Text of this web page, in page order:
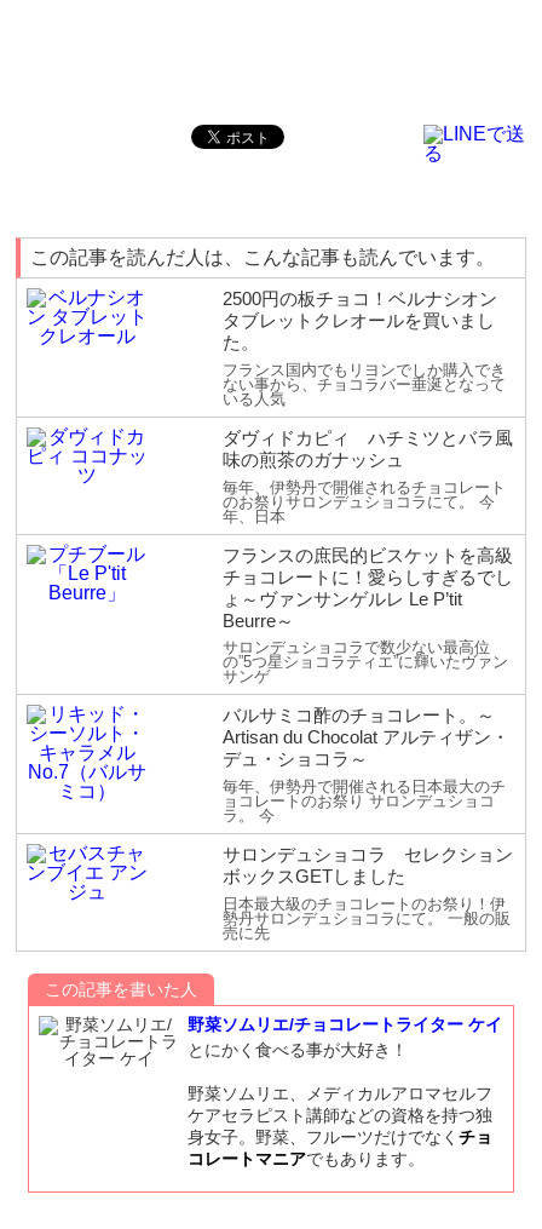
この記事を読んだ人は、こんな記事も読んでいます。
2500円の板チョコ！ベルナシオン
タブレットクレオールを買いまし
た。
フランス国内でもリヨンでしか購入でき
ない事から、チョコラバー垂涎となって
いる人気
ダヴィドカピィ ハチミツとバラ風
味の煎茶のガナッシュ
毎年、伊勢丹で開催されるチョコレート
のお祭りサロンデュショコラにて。 今
年、日本
フランスの庶民的ビスケットを高級
チョコレートに！愛らしすぎるでし
ょ～ヴァンサンゲルレ Le P’tit
Beurre～
サロンデュショコラで数少ない最高位
の”5つ星ショコラティエ”に輝いたヴァン
サンゲ
バルサミコ酢のチョコレート。～
Artisan du Chocolat アルティザン・
デュ・ショコラ～
毎年、伊勢丹で開催される日本最大のチ
ョコレートのお祭り サロンデュショコ
ラ。 今
サロンデュショコラ セレクション
ボックスGETしました
日本最大級のチョコレートのお祭り！伊
勢丹サロンデュショコラにて。 一般の販
売に先
この記事を書いた人
野菜ソムリエ/チョコレートライター ケイ
とにかく食べる事が大好き！
野菜ソムリエ、メディカルアロマセルフ
ケアセラピスト講師などの資格を持つ独
身女子。野菜、フルーツだけでなく チョ
コレートマニアでもあります。